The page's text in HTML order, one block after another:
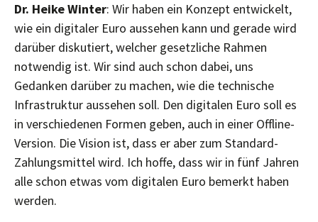
Dr. Heike Winter: Wir haben ein Konzept entwickelt,
wie ein digitaler Euro aussehen kann und gerade wird
darüber diskutiert, welcher gesetzliche Rahmen
notwendig ist. Wir sind auch schon dabei, uns
Gedanken darüber zu machen, wie die technische
Infrastruktur aussehen soll. Den digitalen Euro soll es
in verschiedenen Formen geben, auch in einer Offline-
Version. Die Vision ist, dass er aber zum Standard-
Zahlungsmittel wird. Ich hoffe, dass wir in fünf Jahren
alle schon etwas vom digitalen Euro bemerkt haben
werden.